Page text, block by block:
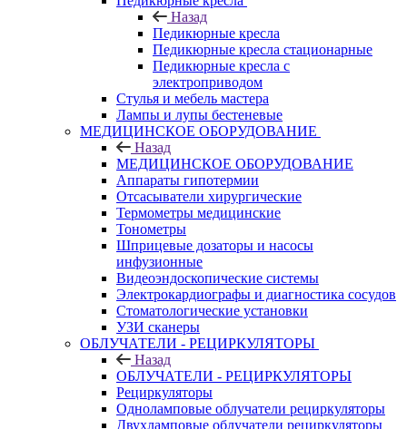
Назад
Педикюрные кресла
Педикюрные кресла стационарные
Педикюрные кресла с
электроприводом
Стулья и мебель мастера
Лампы и лупы бестеневые
МЕДИЦИНСКОЕ ОБОРУДОВАНИЕ
Назад
МЕДИЦИНСКОЕ ОБОРУДОВАНИЕ
Аппараты гипотермии
Отсасыватели хирургические
Термометры медицинские
Тонометры
Шприцевые дозаторы и насосы
инфузионные
Видеоэндоскопические системы
Электрокардиографы и диагностика сосудов
Стоматологические установки
УЗИ сканеры
ОБЛУЧАТЕЛИ - РЕЦИРКУЛЯТОРЫ
Назад
ОБЛУЧАТЕЛИ - РЕЦИРКУЛЯТОРЫ
Рециркуляторы
Одноламповые облучатели рециркуляторы
Двухламповые облучатели рециркуляторы